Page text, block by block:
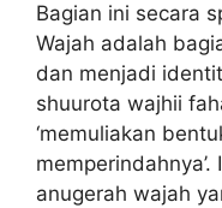
Bagian ini secara
Wajah adalah
dan menjadi
shuurota wajhii
‘memuliakan
anugerah wajah